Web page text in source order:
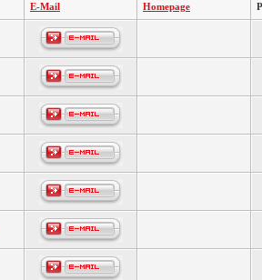
E-Mail Homepage